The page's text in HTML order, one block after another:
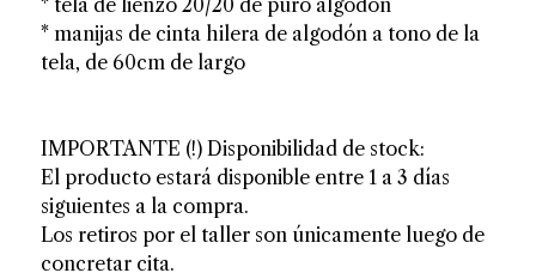
* manijas de cinta hilera de algodón a tono de la
tela, de 60cm de largo
IMPORTANTE (!) Disponibilidad de stock:
El producto estará disponible entre 1 a 3 días
siguientes a la compra.
Los retiros por el taller son únicamente luego de
concretar cita.